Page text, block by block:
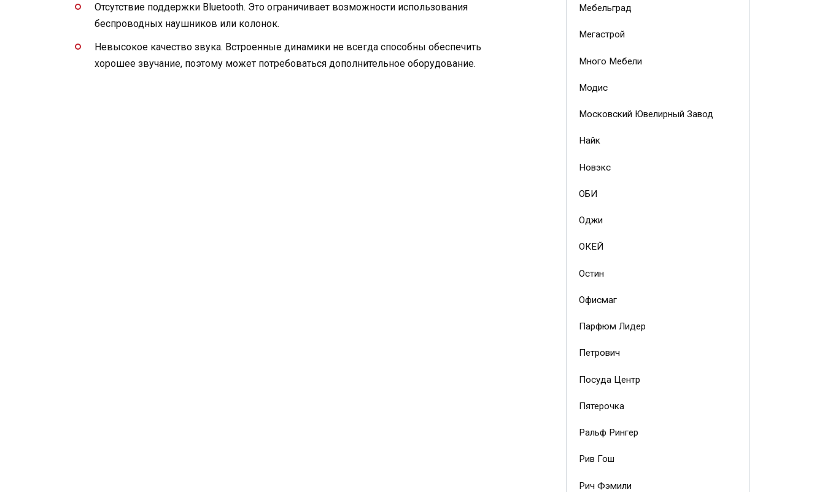
Отсутствие поддержки Bluetooth. Это ограничивает возможности использования
беспроводных наушников или колонок.
Невысокое качество звука. Встроенные динамики не всегда способны обеспечить
хорошее звучание, поэтому может потребоваться дополнительное оборудование.
Мебельград
Мегастрой
Много Мебели
Модис
Московский Ювелирный Завод
Найк
Новэкс
ОБИ
Оджи
ОКЕЙ
Остин
Офисмаг
Парфюм Лидер
Петрович
Посуда Центр
Пятерочка
Ральф Рингер
Рив Гош
Рич Фэмили